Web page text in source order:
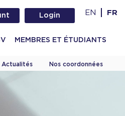
Login EN FR
MEMBRES ET ÉTUDIANTS
Actualités Nos coordonnées